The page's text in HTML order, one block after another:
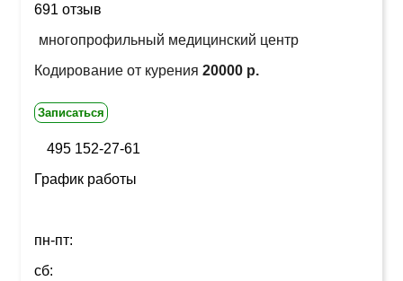
691 отзыв
многопрофильный медицинский центр
Кодирование от курения 20000 р.
Записаться
495 152-27-61
График работы
пн-пт:
сб: